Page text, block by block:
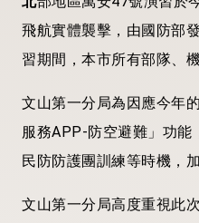
飛航實體襲擊，由國防部
習期間，本市所有部隊、
文山第一分局為因應今年
服務APP-防空避難」功能
民防防護團訓練等時機，
文山第一分局高度重視此